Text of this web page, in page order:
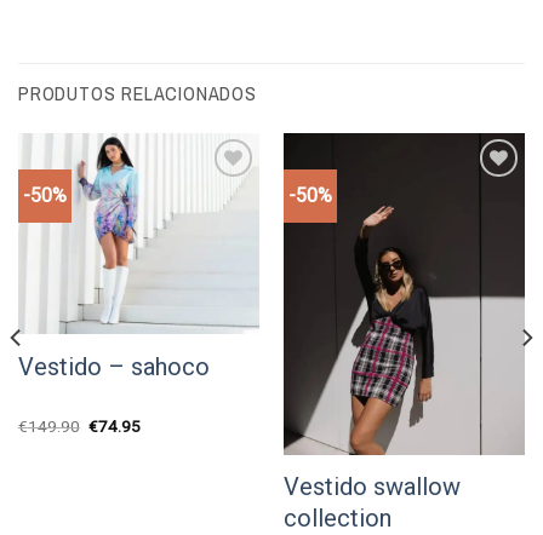
PRODUTOS RELACIONADOS
-50%
Add to
wishlist
Vestido – sahoco
€149.90 O
€74.95O
-50%
Vestido swallow
collection